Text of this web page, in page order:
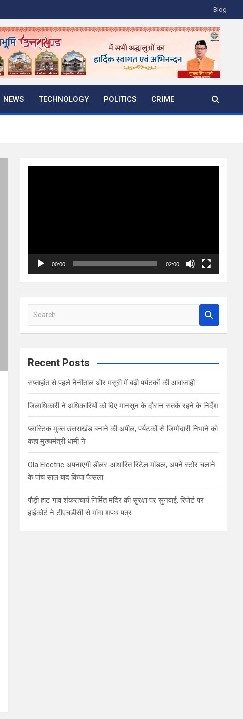
Blog
NEWS TECHNOLOGY POLITICS CRIME
00:00 02:00
a
c
Recent Posts
सप्ताहांत से पहले नैनीताल और मसूरी में बढ़ी पर्यटकों की आवाजाही
जिलाधिकारी ने अधिकारियों को दिए मानसून के दौरान सतर्क रहने के निर्देश
प्लास्टिक मुक्त उत्तराखंड बनाने की अपील, पर्यटकों से जिम्मेदारी निभाने को
कहा मुख्यमंत्री धामी ने
Ola Electric अपनाएगी डीलर-आधारित रिटेल मॉडल, अपने स्टोर चलाने
के पांच साल बाद किया फैसला
पौड़ी हाट गांव शंकराचार्य निर्मित मंदिर की सुरक्षा पर सुनवाई, रिपोर्ट पर
हाईकोर्ट ने टीएचडीसी से मांगा शपथ पत्र